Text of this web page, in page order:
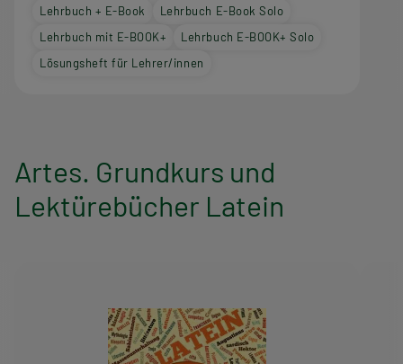
Lehrbuch + E-Book
Lehrbuch E-Book Solo
Lehrbuch mit E-BOOK+
Lehrbuch E-BOOK+ Solo
Lösungsheft für Lehrer/innen
Artes. Grundkurs und
Lektürebücher Latein